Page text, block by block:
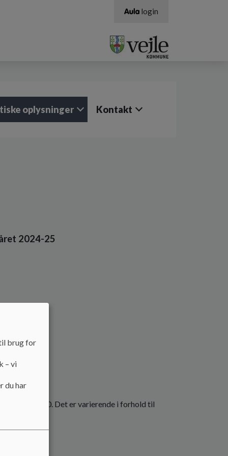
login
oplysninger Kontakt
2024-25
eller 15.00. Det er varierende i forhold til
brug for
– vi
du har